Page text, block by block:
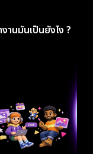
นมันเป็นยังไง ?